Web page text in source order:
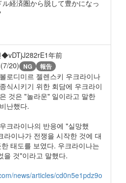
経済圏から脱して豊かになっ
◆vDTjJ282rE1年前
20) NG 報告
로디미르 젤렌스키 우크라이나
식시키기 위한 회담에 우크라이
것은 "놀라운" 일이라고 말한
난했다.
크라이나의 반응에 "실망했
라이나가 전쟁을 시작한 것에 대
태도를 보였다. 우크라이나는
을 것"이라고 말했다.
news/articles/cd0n5e1pdz9o